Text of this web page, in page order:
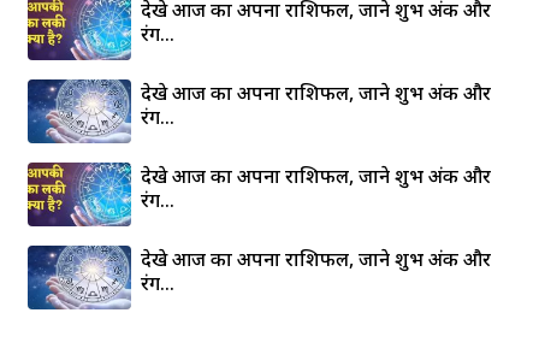
देखे आज का अपना राशिफल, जाने शुभ अंक और
रंग…
देखे आज का अपना राशिफल, जाने शुभ अंक और
रंग…
देखे आज का अपना राशिफल, जाने शुभ अंक और
रंग…
देखे आज का अपना राशिफल, जाने शुभ अंक और
रंग…